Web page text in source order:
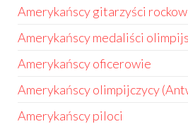
Amerykańscy gitarzyści
Amerykańscy medaliści
Amerykańscy oficerowie
Amerykańscy olimpijczycy
Amerykańscy piloci